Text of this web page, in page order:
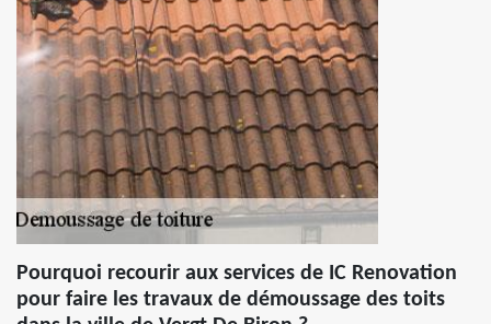
Pourquoi recourir aux services de IC Renovation
pour faire les travaux de démoussage des toits